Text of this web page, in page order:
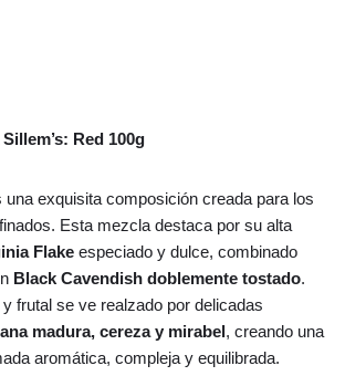
Red 100g
una exquisita composición creada para los
Esta mezcla destaca por su alta
Flake especiado y dulce, combinado
Black Cavendish doblemente tostado.
frutal se ve realzado por delicadas
madura, cereza y mirabel, creando una
aromática, compleja y equilibrada.